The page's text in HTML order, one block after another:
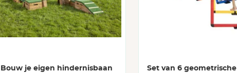
Bouw je eigen hindernisbaan
Set van 6 geometrische